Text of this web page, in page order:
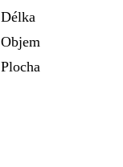
Délka
Objem
Plocha